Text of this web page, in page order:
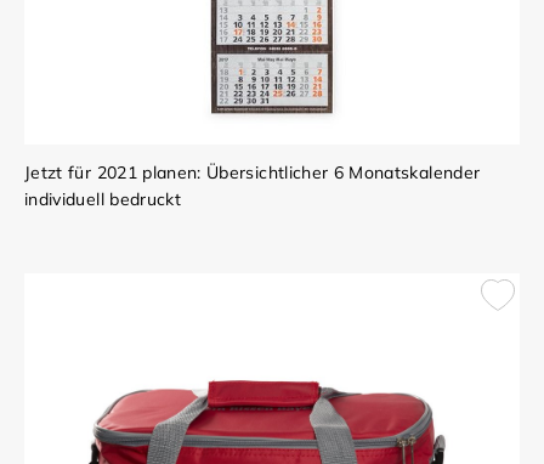
Jetzt für 2021 planen: Übersichtlicher 6 Monatskalender
individuell bedruckt